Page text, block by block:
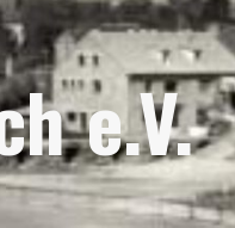
e.V.